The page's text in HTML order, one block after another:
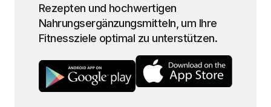
Rezepten und hochwertigen
Nahrungsergänzungsmitteln, um Ihre
Fitnessziele optimal zu unterstützen.